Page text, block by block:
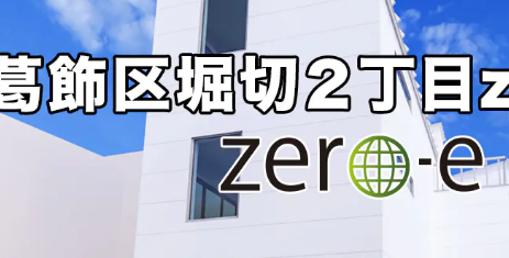
NEW HOUSE
販売中の新築分譲住宅
新築分譲住宅一覧
COMPANY
会社案内
ごあいさつ
会社概要